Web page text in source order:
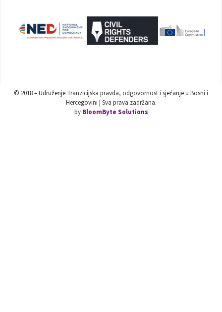
© 2018 – Udruženje Tranzicijska pravda, odgovornost i sjećanje u Bosni i
Hercegovini | Sva prava zadržana.
by BloomByte Solutions